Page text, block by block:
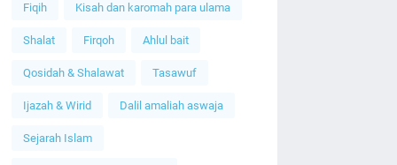
Fiqih Kisah dan karomah para ulama
Shalat Firqoh Ahlul bait
Qosidah & Shalawat Tasawuf
Ijazah & Wirid Dalil amaliah aswaja
Sejarah Islam